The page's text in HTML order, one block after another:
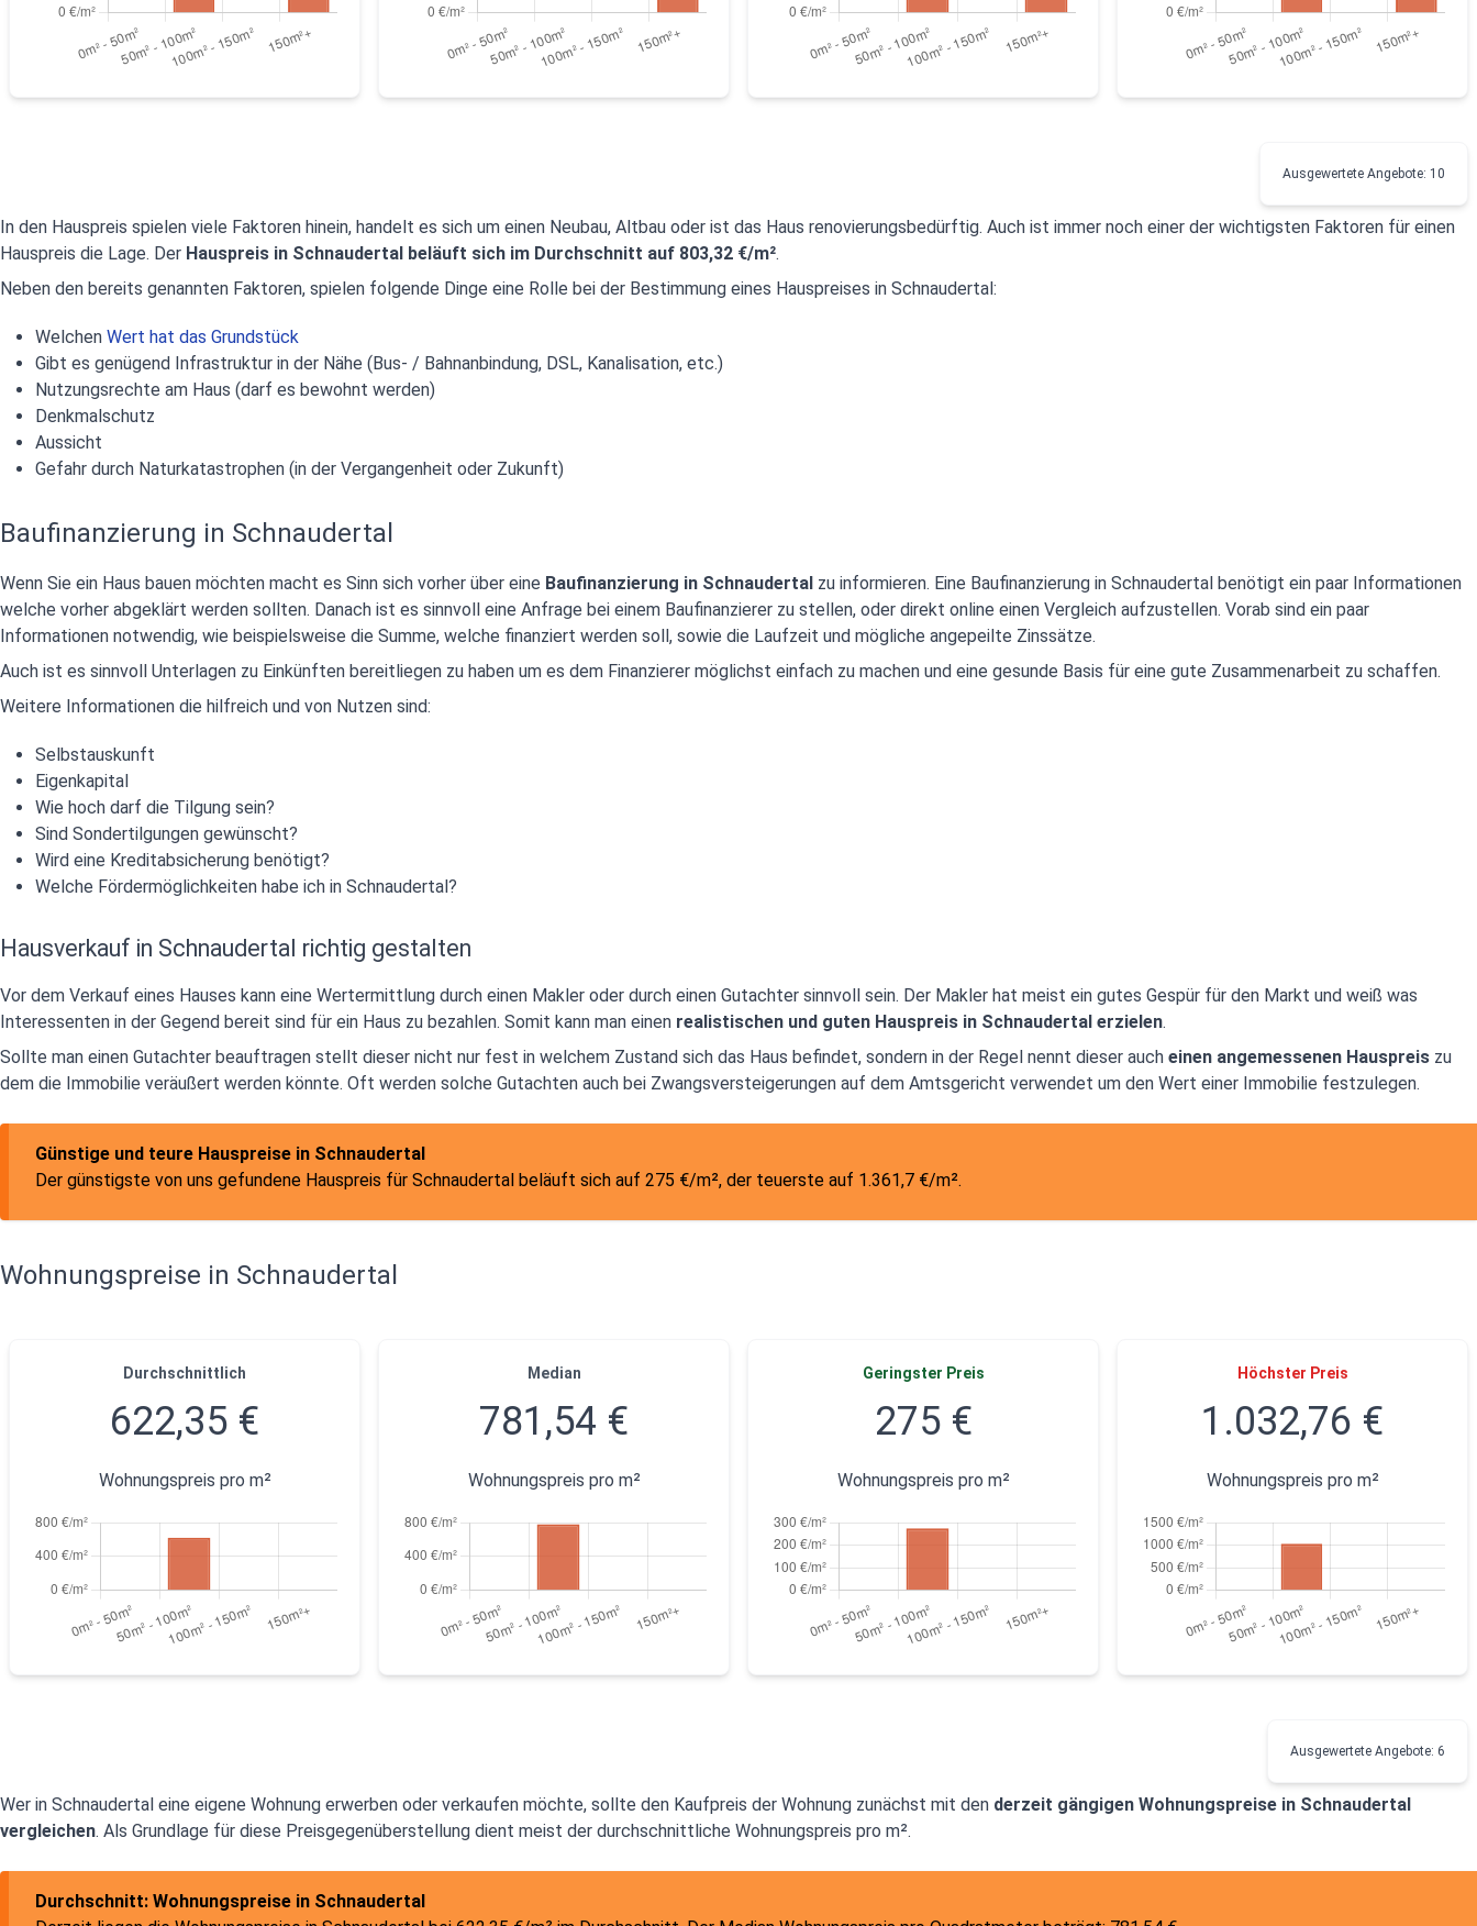
Ausgewertete Angebote: 10
In den Hauspreis spielen viele Faktoren hinein, handelt es sich um einen Neubau, Altbau oder ist das Haus renovierungsbedürftig. Auch ist immer noch einer der wichtigsten Faktoren für einen
Hauspreis die Lage. Der Hauspreis in Schnaudertal beläuft sich im Durchschnitt auf 803,32 €/m².
Neben den bereits genannten Faktoren, spielen folgende Dinge eine Rolle bei der Bestimmung eines Hauspreises in Schnaudertal:
Welchen Wert hat das Grundstück
Gibt es genügend Infrastruktur in der Nähe (Bus- / Bahnanbindung, DSL, Kanalisation, etc.)
Nutzungsrechte am Haus (darf es bewohnt werden)
Denkmalschutz
Aussicht
Gefahr durch Naturkatastrophen (in der Vergangenheit oder Zukunft)
Baufinanzierung in Schnaudertal
Wenn Sie ein Haus bauen möchten macht es Sinn sich vorher über eine Baufinanzierung in Schnaudertal zu informieren. Eine Baufinanzierung in Schnaudertal benötigt ein paar Informationen
welche vorher abgeklärt werden sollten. Danach ist es sinnvoll eine Anfrage bei einem Baufinanzierer zu stellen, oder direkt online einen Vergleich aufzustellen. Vorab sind ein paar
Informationen notwendig, wie beispielsweise die Summe, welche finanziert werden soll, sowie die Laufzeit und mögliche angepeilte Zinssätze.
Auch ist es sinnvoll Unterlagen zu Einkünften bereitliegen zu haben um es dem Finanzierer möglichst einfach zu machen und eine gesunde Basis für eine gute Zusammenarbeit zu schaffen.
Weitere Informationen die hilfreich und von Nutzen sind:
Selbstauskunft
Eigenkapital
Wie hoch darf die Tilgung sein?
Sind Sondertilgungen gewünscht?
Wird eine Kreditabsicherung benötigt?
Welche Fördermöglichkeiten habe ich in Schnaudertal?
Hausverkauf in Schnaudertal richtig gestalten
Vor dem Verkauf eines Hauses kann eine Wertermittlung durch einen Makler oder durch einen Gutachter sinnvoll sein. Der Makler hat meist ein gutes Gespür für den Markt und weiß was
Interessenten in der Gegend bereit sind für ein Haus zu bezahlen. Somit kann man einen realistischen und guten Hauspreis in Schnaudertal erzielen.
Sollte man einen Gutachter beauftragen stellt dieser nicht nur fest in welchem Zustand sich das Haus befindet, sondern in der Regel nennt dieser auch einen angemessenen Hauspreis zu
dem die Immobilie veräußert werden könnte. Oft werden solche Gutachten auch bei Zwangsversteigerungen auf dem Amtsgericht verwendet um den Wert einer Immobilie festzulegen.
Günstige und teure Hauspreise in Schnaudertal
Der günstigste von uns gefundene Hauspreis für Schnaudertal beläuft sich auf 275 €/m², der teuerste auf 1.361,7 €/m².
Wohnungspreise in Schnaudertal
Durchschnittlich
622,35 €
Wohnungspreis pro m²
Median
781,54 €
Wohnungspreis pro m²
Geringster Preis
275 €
Wohnungspreis pro m²
Höchster Preis
1.032,76 €
Wohnungspreis pro m²
Ausgewertete Angebote: 6
Wer in Schnaudertal eine eigene Wohnung erwerben oder verkaufen möchte, sollte den Kaufpreis der Wohnung zunächst mit den derzeit gängigen Wohnungspreise in Schnaudertal
vergleichen. Als Grundlage für diese Preisgegenüberstellung dient meist der durchschnittliche Wohnungspreis pro m².
Durchschnitt: Wohnungspreise in Schnaudertal